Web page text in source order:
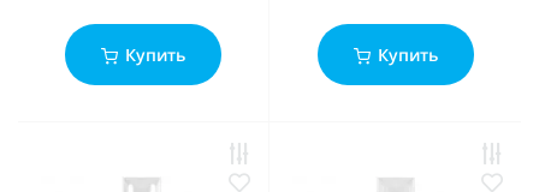
Купить Купить